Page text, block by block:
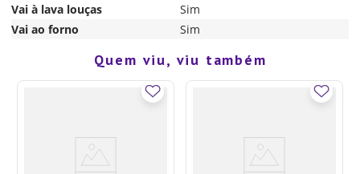
Vai à lava louças
Sim
Vai ao forno
Sim
Quem viu, viu também